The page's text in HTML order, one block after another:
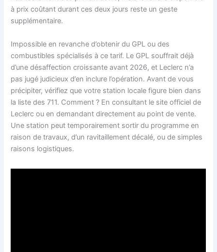
à prix coûtant durant ces deux jours reste un geste
supplémentaire.
Impossible en revanche d’obtenir du GPL ou des
combustibles spécialisés à ce tarif. Le GPL souffrait déjà
d’une désaffection croissante avant 2026, et Leclerc n’a
pas jugé judicieux d’en inclure l’opération. Avant de vous
précipiter, vérifiez que votre station locale figure bien dans
la liste des 711. Comment ? En consultant le site officiel de
Leclerc ou en demandant directement au point de vente.
Une station peut temporairement sortir du programme en
raison de travaux, d’un ravitaillement décalé, ou de simples
raisons logistiques.